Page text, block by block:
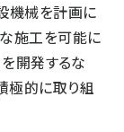
機械を計画に
施工を可能に
を開発するな
極的に取り組